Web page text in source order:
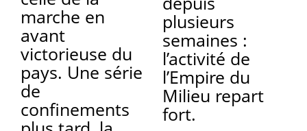
marche en
avant
victorieuse du
pays. Une série
de
confinements
plusieurs
semaines :
l’activité de
l’Empire du
Milieu repart
fort.